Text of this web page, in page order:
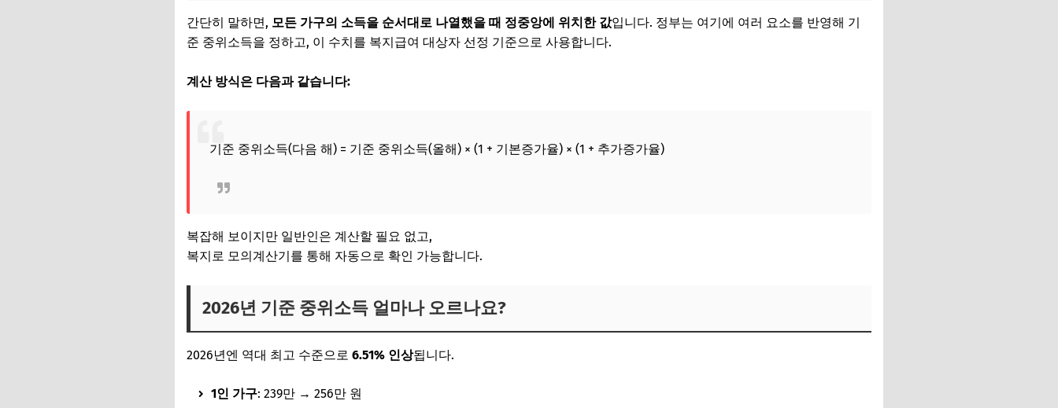
간단히 말하면, 모든 가구의 소득을 순서대로 나열했을 때 정중앙에 위치한 값입니다. 정부는 여기에 여러 요소를 반영해 기
준 중위소득을 정하고, 이 수치를 복지급여 대상자 선정 기준으로 사용합니다.
계산 방식은 다음과 같습니다:
기준 중위소득(다음 해) = 기준 중위소득(올해) × (1 + 기본증가율) × (1 + 추가증가율)
복잡해 보이지만 일반인은 계산할 필요 없고,
복지로 모의계산기를 통해 자동으로 확인 가능합니다.
2026년 기준 중위소득 얼마나 오르나요?
2026년엔 역대 최고 수준으로 6.51% 인상됩니다.
1인 가구: 239만 → 256만 원